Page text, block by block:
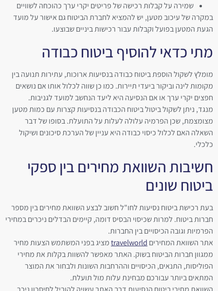
שמירה על קבלות רכישה של פריטים יקרי ערך כהוכחה לשוויים
במקרה של עיכוב מטען, יש להמציא לחברת הביטוח גם אישור על מועד
הגעת המטען בפועל וקבלות עבור רכישות ביניים שבוצעו.
מתי כדאי להוסיף ביטוח כבודה
מומלץ לשקול הוספת ביטוח כבודה בנסיעות ארוכות, עתירות תנועה בין
מקומות לינה וביקור ביעדי תיירות. כמו כן שווה לכלול אותו אם נושאים
חפצים יקרי ערך או אם הנסיעה היא ליעד הנחשב למועד לגניבות.
מנגד, ניתן לשקול ביטול ביטוח הכבודה בנסיעות קצרות עם כמות מטען
מצומצמת, שכן הפרמיה עלולה לעלות על התועלת. בסופו של דבר
השאלה האם לכלול כיסוי כבודה היא עניין של הערכת סיכונים ושיקול
כלכלי.
חשיבות השוואת מחירים בין ספקי
ביטוח שונים
בעת רכישת ביטוח נסיעות לחו"ל חשוב לבצע השוואת מחירים בין מספר
חברות ביטוח. למרות שכיסוי הבסיס דומה, קיימים הבדלים ניכרים במחירי
הפרמיות וגובה הכיסויים בין החברות.
אתר השוואת המחירים travelworldמציג בפני המשתמש הצעות מחיר
ממגוון חברות הביטוח בשוק. האתר מאפשר להשוות בקלות את מחירי
הפוליסות, התנאים, הכיסויים וההרחבות השונות ולבחור את המוצר
המתאים ביותר עבורכם מבחינת עלות מול תועלת.